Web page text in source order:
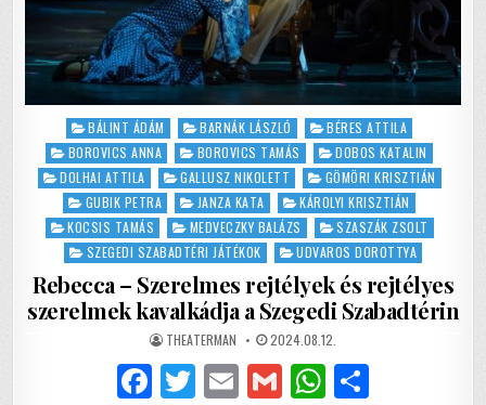
Posted
in
BÁLINT ÁDÁM BARNÁK LÁSZLÓ
BÉRES ATTILA
BOROVICS ANNA
BOROVICS TAMÁS
DOBOS KATALIN
DOLHAI ATTILA
GALLUSZ NIKOLETT
GÖMÖRI KRISZTIÁN
GUBIK PETRA
JANZA KATA
KÁROLYI KRISZTIÁN
KOCSIS TAMÁS
MEDVECZKY BALÁZS
SZASZÁK ZSOLT
SZEGEDI SZABADTÉRI JÁTÉKOK
UDVAROS DOROTTYA
Rebecca – Szerelmes rejtélyek és rejtélyes
szerelmek kavalkádja a Szegedi Szabadtérin
AUTHOR:
THEATERMAN PUBLISHED
DATE:
2024.08.12.
F T E G W